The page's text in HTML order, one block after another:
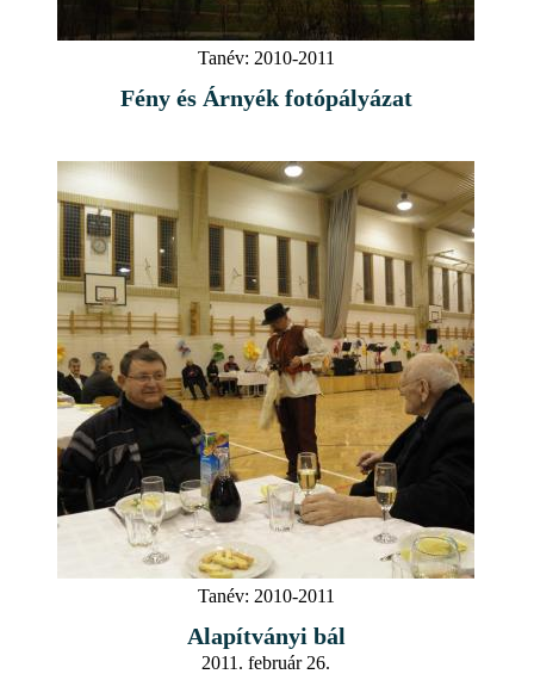
Tanév: 2010-2011
Fény és Árnyék fotópályázat
Tanév: 2010-2011
Alapítványi bál
2011. február 26.